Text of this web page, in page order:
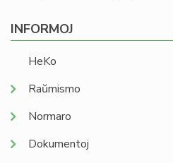
INFORMOJ
HeKo
Raŭmismo
Normaro
Dokumentoj